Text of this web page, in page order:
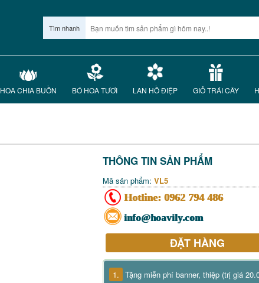
Tìm nhanh
HOA CHIA BUỒN BÓ HOA TƯƠI LAN HỒ ĐIỆP GIỎ TRÁI CÂY
THÔNG TIN SẢN PHẨM
Mã sản phẩm: VL5
Hotline: 0962 794 486
info@hoavily.com
ĐẶT HÀNG
1. Tặng miễn phí banner, thiệp (trị giá